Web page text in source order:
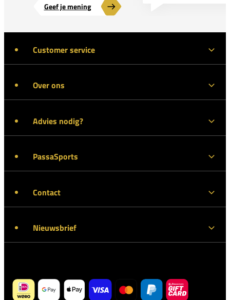
Geef je mening
Customer service
Over ons
Advies nodig?
PassaSports
Contact
Nieuwsbrief